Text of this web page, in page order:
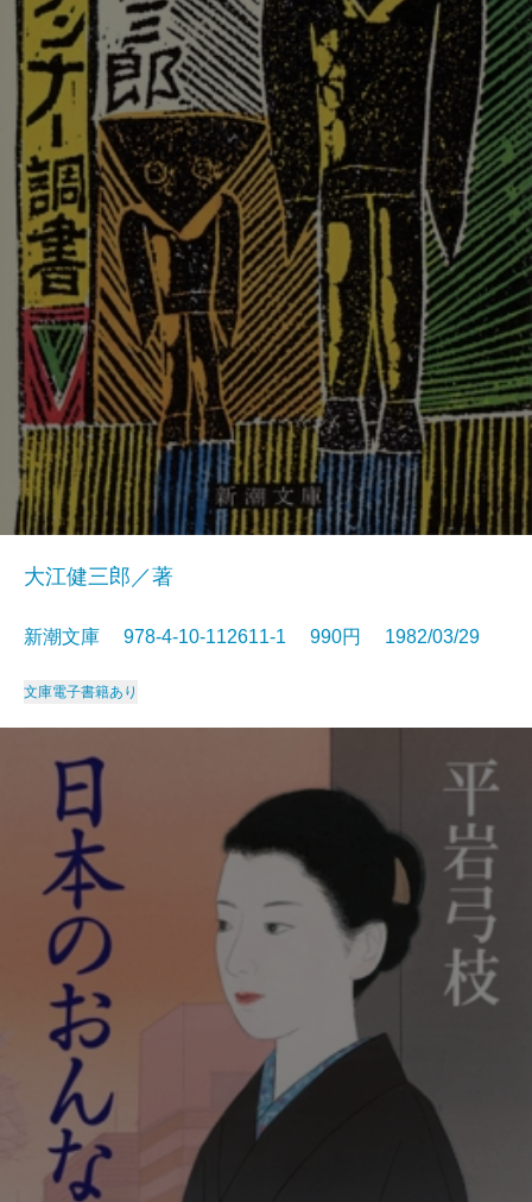
大江健三郎／著
新潮文庫 978-4-10-112611-1 990円 1982/03/29
文庫電子書籍あり